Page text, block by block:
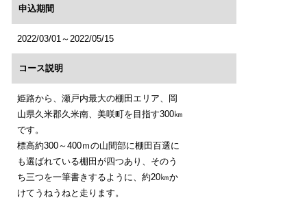
申込期間
2022/03/01～2022/05/15
コース説明
姫路から、瀬戸内最大の棚田エリア、岡
山県久米郡久米南、美咲町を目指す300㎞
です。
標高約300～400ｍの山間部に棚田百選に
も選ばれている棚田が四つあり、そのう
ち三つを一筆書きするように、約20㎞か
けてうねうねと走ります。